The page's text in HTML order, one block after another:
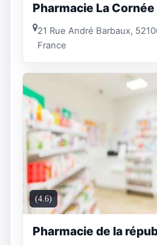
Pharmacie La Cornée
21 Rue André Barbaux,
France
(4.6)
Pharmacie de la